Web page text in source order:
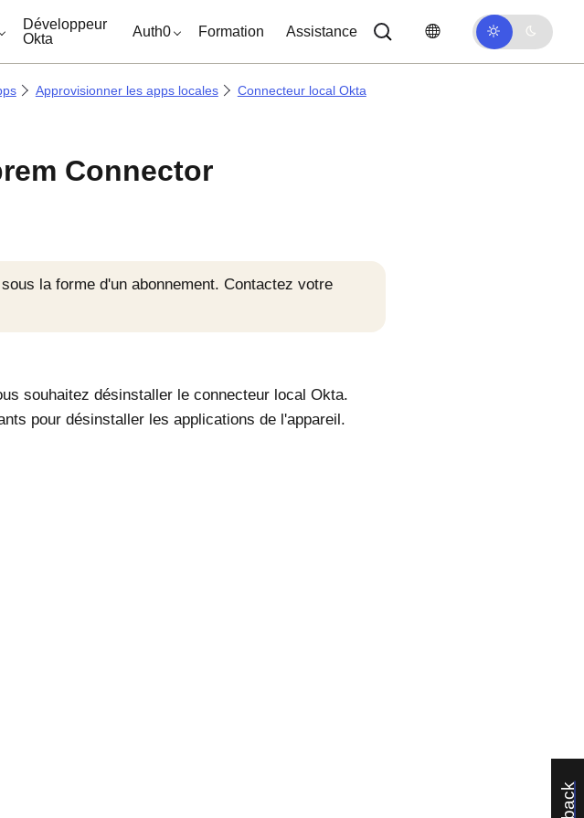
Développeur
Okta
Auth0 Formation Assistance
Approvisionner les apps locales Connecteur local Okta
Connector
la forme d'un abonnement. Contactez votre
souhaitez désinstaller le connecteur local Okta.
pour désinstaller les applications de l'appareil.